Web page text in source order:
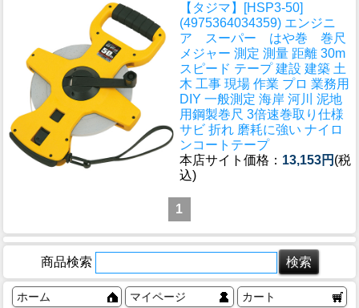
【タジマ】[HSP3-50]
(4975364034359) エンジニ
ア スーパー はや巻 巻尺
メジャー 測定 測量 距離 30m
スピード テープ 建設 建築 土
木 工事 現場 作業 プロ 業務用
DIY 一般測定 海岸 河川 泥地
用鋼製巻尺 3倍速巻取り仕様
サビ 折れ 磨耗に強い ナイロ
ンコートテープ
本店サイト価格： 13,153円 (税
込)
1
商品検索
ホーム マイページ カート